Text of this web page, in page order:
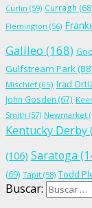
Curlin (59) Curragh
Flemington (56)
Galileo (168)
Gulfstream Park
Mischief (65) Irad
John Gosden (67)
Smith (57) Newmarket
Kentucky Derby
(106) Saratoga
(69) Tapit (58) Todd
Buscar: